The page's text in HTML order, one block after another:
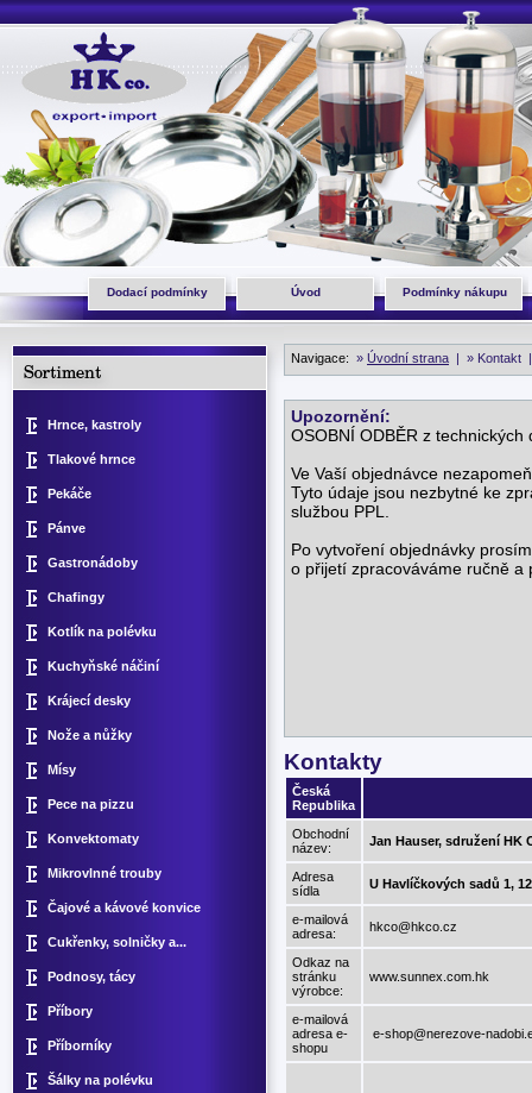
Dodací podmínky Úvod Podmínky nákupu
Hrnce, kastroly
Tlakové hrnce
Pekáče
Pánve
Gastronádoby
Chafingy
Kotlík na polévku
Kuchyňské náčiní
Krájecí desky
Nože a nůžky
Mísy
Pece na pizzu
Konvektomaty
Mikrovlnné trouby
Čajové a kávové konvice
Cukřenky, solničky a...
Podnosy, tácy
Příbory
Příborníky
Šálky na polévku
Navigace: » Úvodní strana | »
Upozornění:
OSOBNÍ ODBĚR z
Ve Vaší objednávce
Tyto údaje jsou nezbytné ke
službou PPL.
Po vytvoření objednávky
o přijetí zpracováváme ručně a
Kontakty
Česká
Republika
Obchodní
název:
Jan Hauser, sdružení HK
Adresa
sídla
U Havlíčkových sadů 1,
e-mailová
adresa:
hkco@hkco.cz
Odkaz na
stránku
výrobce:
www.sunnex.com.hk
e-mailová
adresa e-
shopu
e-shop@nerezove-